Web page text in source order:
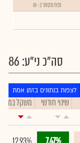
נפח מסחר ב- ₪
סה"כ ני"ע: 86
לצפות בנתונים בזמן אמת
שינוי חודשי משקל במדד